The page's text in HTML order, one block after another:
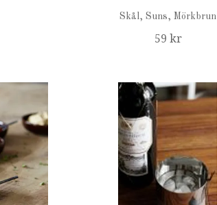
Skål, Suns, Mörkbrun
59 kr